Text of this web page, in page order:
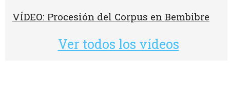
VÍDEO: Procesión del Corpus en Bembibre
Ver todos los vídeos